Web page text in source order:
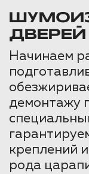
ДВЕРЕЙ
Начинаем
демонтажу
креплений
рода